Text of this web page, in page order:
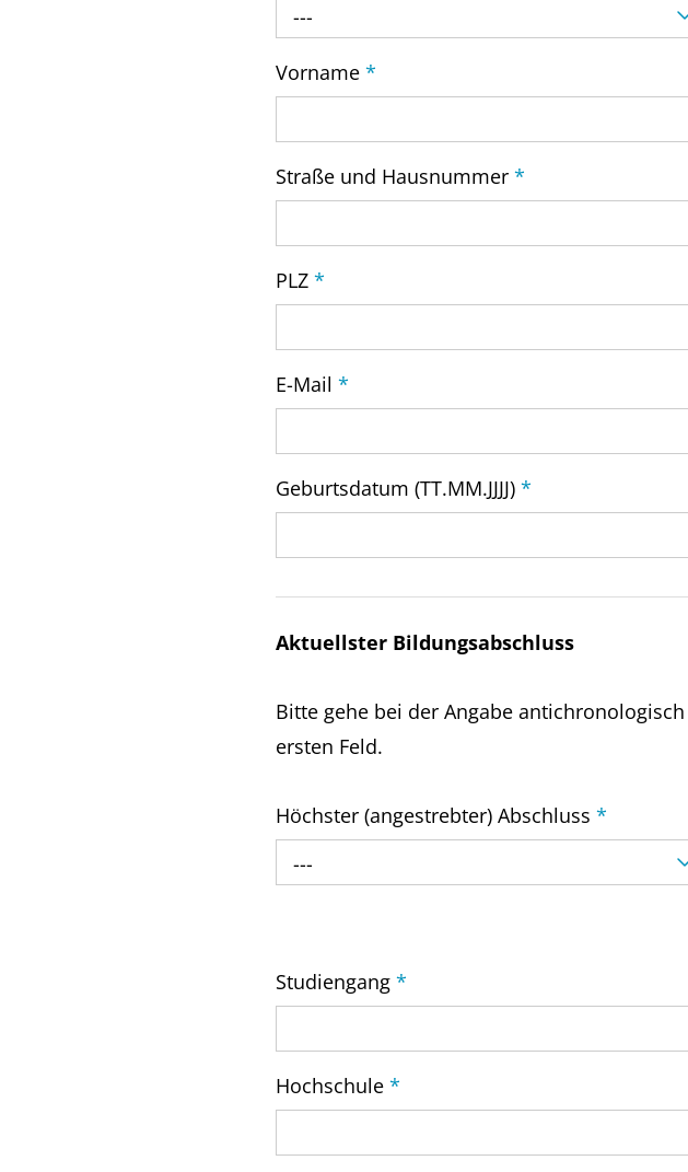
---
Vorname *
Straße und Hausnummer *
PLZ *
E-Mail *
Geburtsdatum (TT.MM.JJJJ) *
Aktuellster Bildungsabschluss
Bitte gehe bei der Angabe
ersten Feld.
Höchster (angestrebter) Abschluss *
---
Studiengang *
Hochschule *